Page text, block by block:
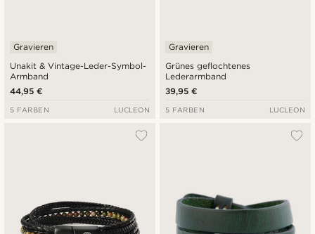
Unakit & Vintage-Leder-Symbol-
Armband
Gravieren
44,95 €
5 FARBEN LUCLEON
Grünes geflochtenes
Lederarmband
Gravieren
39,95 €
5 FARBEN LUCLEON